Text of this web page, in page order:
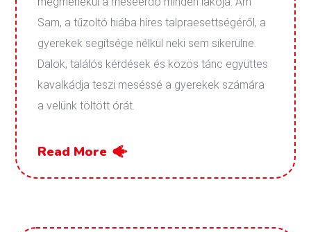
Sam, a tűzoltó hiába híres talpraesettségéről, a
gyerekek segítsége nélkül neki sem sikerülne.
Dalok, találós kérdések és közös tánc együttes
kavalkádja teszi meséssé a gyerekek számára
a velünk töltött órát.
Read More